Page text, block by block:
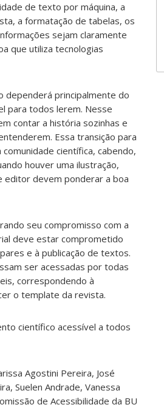
de texto por máquina, a
a formatação de tabelas, os
sejam claramente
que utiliza tecnologias
dependerá principalmente do
para todos lerem. Nesse
contar a história sozinhas e
Essa transição para
científica, cabendo,
houver uma ilustração,
editor devem ponderar a boa
seu compromisso com a
deve estar comprometido
e à publicação de textos.
ser acessadas por todas
correspondendo à
o template da revista.
científico acessível a todos
Agostini Pereira, José
Suelen Andrade, Vanessa
de Acessibilidade da BU